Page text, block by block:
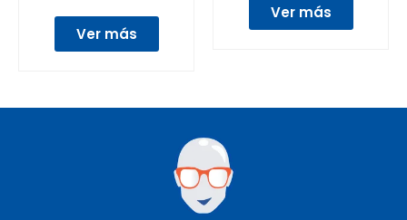
Ver más
Ver más